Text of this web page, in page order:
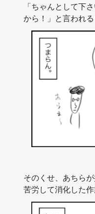
「ちゃんとして下
から！」と言われる
そのくせ、あちら
苦労して消化した作